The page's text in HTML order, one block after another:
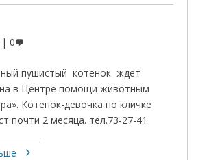
0
пушистый котенок ждет
в Центре помощи животным
Котенок-девочка по кличке
почти 2 месяца. тел.73-27-41